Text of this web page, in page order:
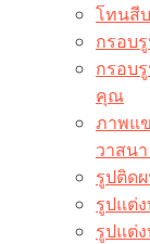
โทนสี
กรอบ
กรอบ
คุณ
ภาพแ
วาสน
รูปติด
รูปแต่
รูปแต่